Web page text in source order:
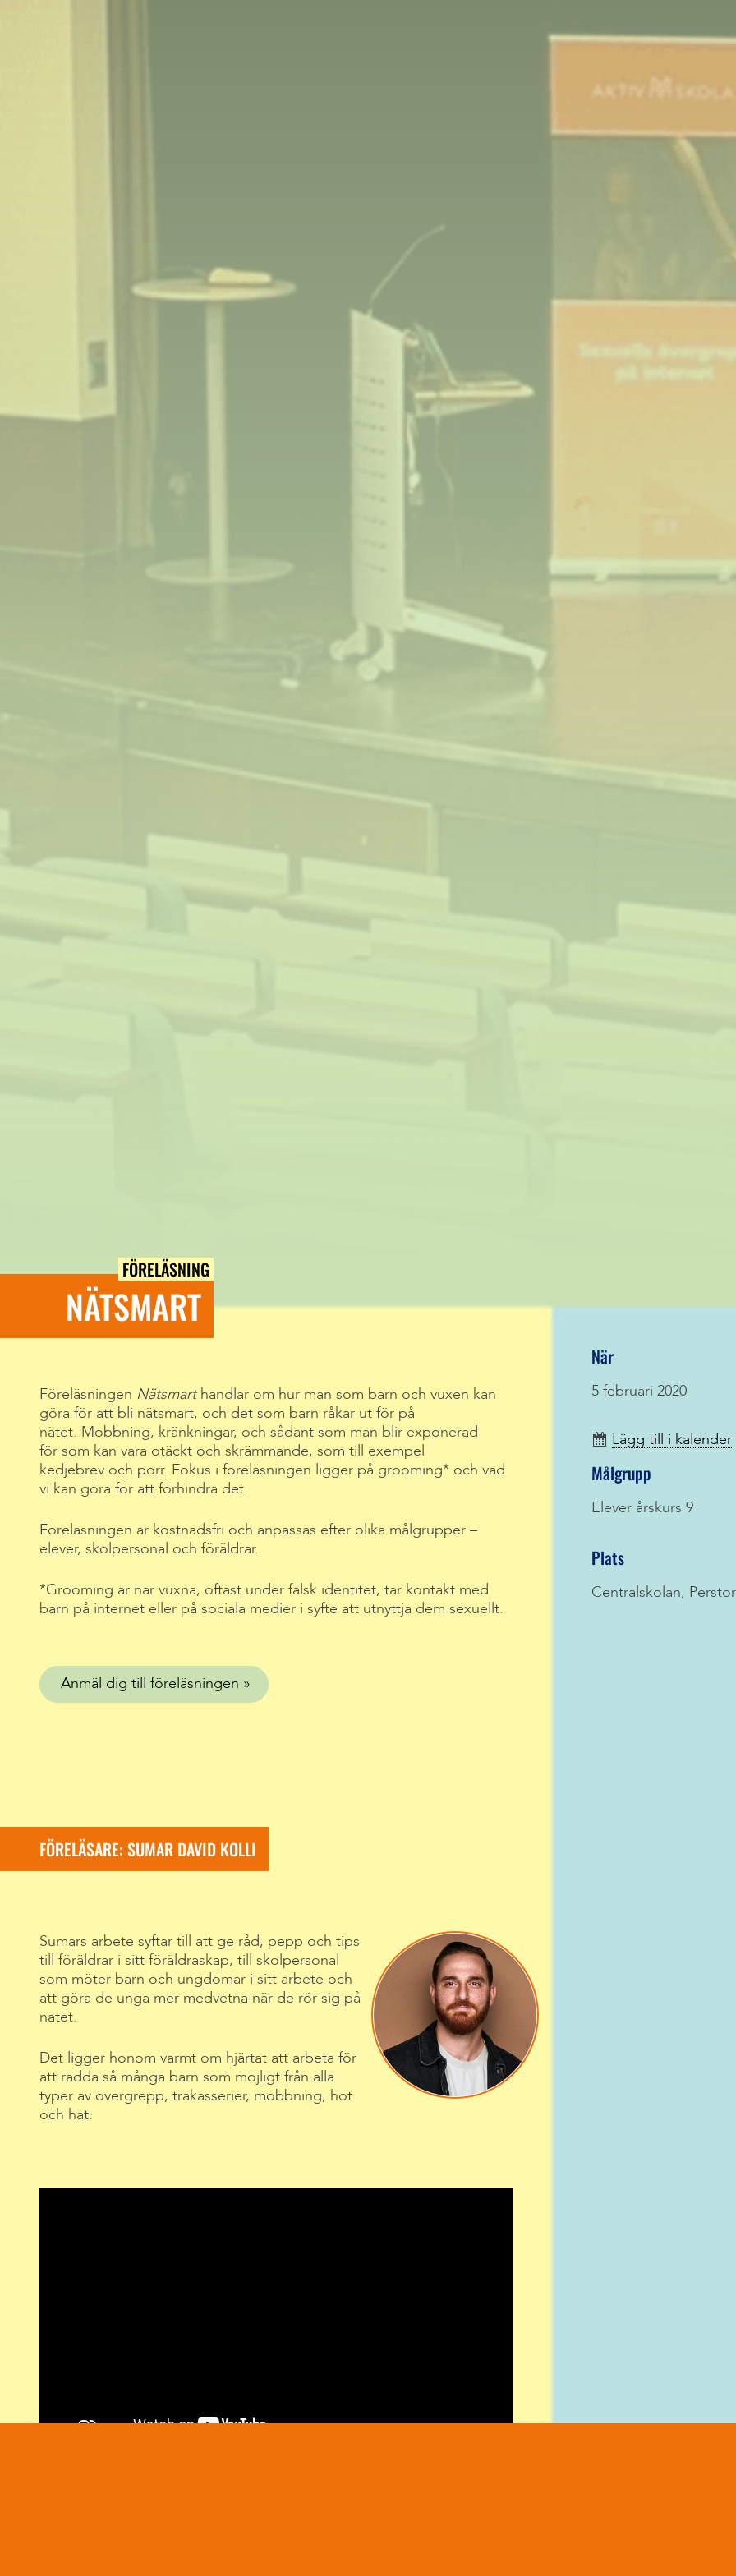
FÖRELÄSNING
NÄTSMART
Föreläsningen Nätsmart handlar om hur man som barn och vuxen kan
göra för att bli nätsmart, och det som barn råkar ut för på
nätet. Mobbning, kränkningar, och sådant som man blir exponerad
för som kan vara otäckt och skrämmande, som till exempel
kedjebrev och porr. Fokus i föreläsningen ligger på grooming* och vad
vi kan göra för att förhindra det.
Föreläsningen är kostnadsfri och anpassas efter olika målgrupper –
elever, skolpersonal och föräldrar.
*Grooming är när vuxna, oftast under falsk identitet, tar kontakt med
barn på internet eller på sociala medier i syfte att utnyttja dem sexuellt.
Anmäl dig till föreläsningen
FÖRELÄSARE: SUMAR DAVID KOLLI
Sumars arbete syftar till att ge råd, pepp och tips
till föräldrar i sitt föräldraskap, till skolpersonal
som möter barn och ungdomar i sitt arbete och
att göra de unga mer medvetna när de rör sig på
nätet.
Det ligger honom varmt om hjärtat att arbeta för
att rädda så många barn som möjligt från alla
typer av övergrepp, trakasserier, mobbning, hot
och hat.
När
5 februari 2020
Lägg till i kalender
Målgrupp
Elever årskurs 9
Plats
Centralskolan,